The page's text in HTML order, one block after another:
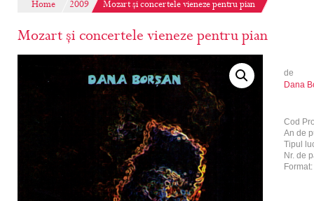
Home 2009 Mozart și concertele vieneze pentru pian
Mozart și concertele vieneze pentru pian
de
Dana
Cod
An de
Tipul
Nr. de
Format: